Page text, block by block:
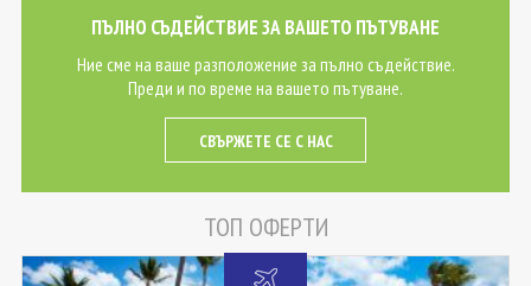
ПЪЛНО СЪДЕЙСТВИЕ ЗА ВАШЕТО ПЪТУВАНЕ
Ние сме на ваше разположение за пълно съдействие.
Преди и по време на вашето пътуване.
СВЪРЖЕТЕ СЕ С НАС
ТОП ОФЕРТИ